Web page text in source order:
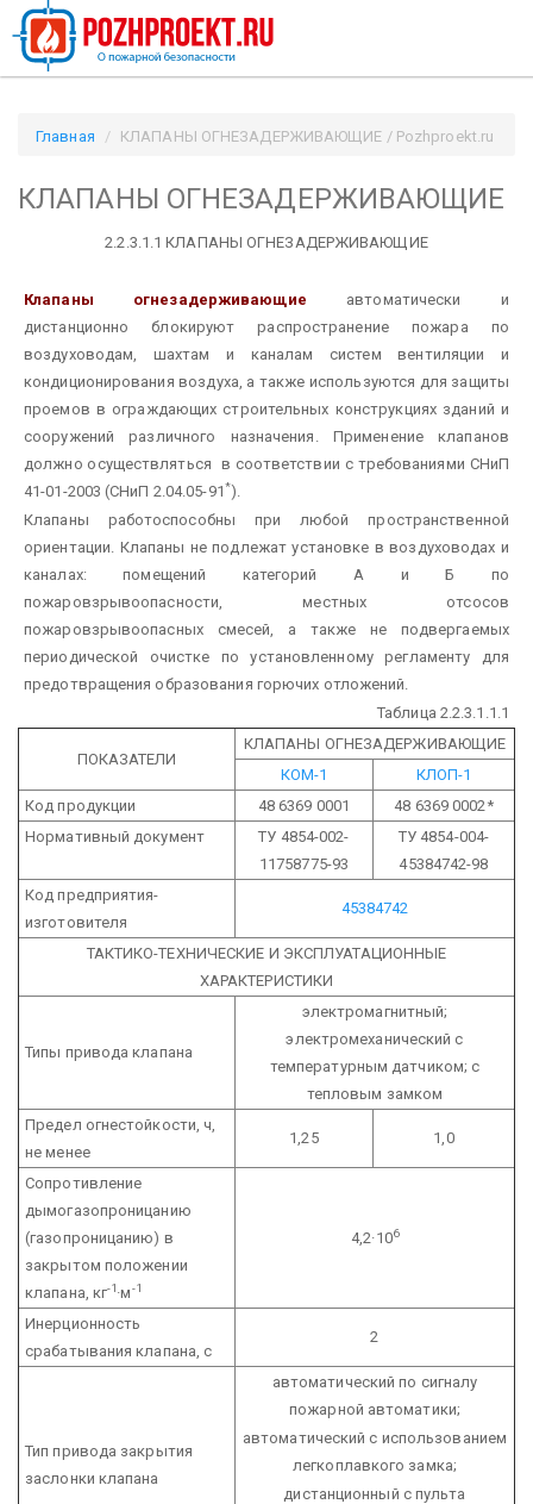
Главная КЛАПАНЫ ОГНЕЗАДЕРЖИВАЮЩИЕ / Pozhproekt.ru
КЛАПАНЫ ОГНЕЗАДЕРЖИВАЮЩИЕ
2.2.3.1.1 КЛАПАНЫ ОГНЕЗАДЕРЖИВАЮЩИЕ
Клапаны огнезадерживающие автоматически и
дистанционно блокируют распространение пожара по
воздуховодам, шахтам и каналам систем вентиляции и
кондиционирования воздуха, а также используются для защиты
проемов в ограждающих строительных конструкциях зданий и
сооружений различного назначения. Применение клапанов
должно осуществляться в соответствии с требованиями СНиП
41-01-2003 (СНиП 2.04.05-91*).
Клапаны работоспособны при любой пространственной
ориентации. Клапаны не подлежат установке в воздуховодах и
каналах: помещений категорий А и Б по
пожаровзрывоопасности, местных отсосов
пожаровзрывоопасных смесей, а также не подвергаемых
периодической очистке по установленному регламенту для
предотвращения образования горючих отложений.
Таблица 2.2.3.1.1.1
ПОКАЗАТЕЛИ
КЛАПАНЫ ОГНЕЗАДЕРЖИВАЮЩИЕ
КОМ-1
КЛОП-1
Код продукции
48 6369 0001
48 6369 0002*
Нормативный документ
ТУ 4854-002-
11758775-93
ТУ 4854-004-
45384742-98
Код предприятия-
изготовителя
45384742
ТАКТИКО-ТЕХНИЧЕСКИЕ И ЭКСПЛУАТАЦИОННЫЕ
ХАРАКТЕРИСТИКИ
Типы привода клапана
электромагнитный;
электромеханический с
температурным датчиком; с
тепловым замком
Предел огнестойкости, ч,
не менее
1,25 1,0
Сопротивление
дымогазопроницанию
(газопроницанию) в
закрытом положении
клапана, кг-1·м-1
4,2·106
Инерционность
срабатывания клапана, с
2
Тип привода закрытия
заслонки клапана
автоматический по сигналу
пожарной автоматики;
автоматический с использованием
легкоплавкого замка;
дистанционный с пульта